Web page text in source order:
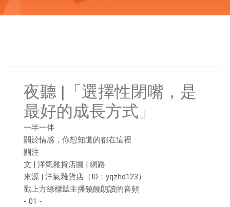
夜聽 |「選擇性閉嘴，是
最好的成長方式」
一半一伴
關於情感，你想知道的都在這裡
關注
文 | 洋氣雜貨店圖 | 網路
來源 | 洋氣雜貨店（ID：yqzhd123）
戳上方綠標聽主播饒饒朗讀的音頻
- 01 -